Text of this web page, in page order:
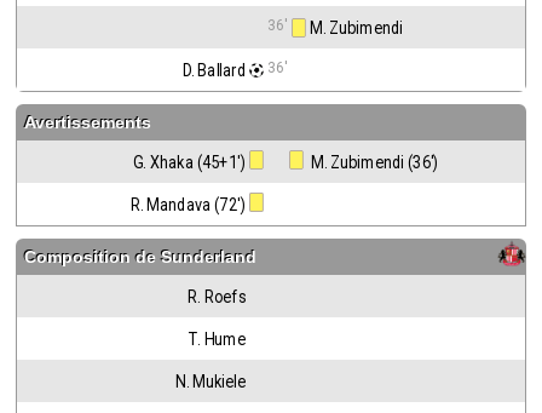
36' M. Zubimendi
D. Ballard 36'
Avertissements
G. Xhaka (45+1') M. Zubimendi (36')
R. Mandava (72')
Composition deSunderland
R. Roefs
T. Hume
N. Mukiele